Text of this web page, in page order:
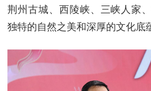
荆州古城、西陵峡、三峡人家
独特的自然之美和深厚的文化底